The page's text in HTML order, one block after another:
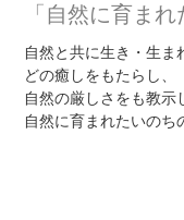
「自然に育まれ
自然と共に生き・生ま
どの癒しをもたらし、
自然の厳しさをも教示
自然に育まれたいのち